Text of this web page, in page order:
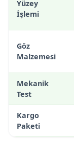
Yüzey
İşlemi
Göz
Malzemesi
Mekanik
Test
Kargo
Paketi